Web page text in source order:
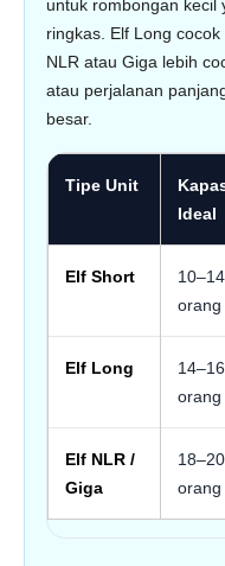
untuk rombongan kecil
ringkas. Elf Long
NLR atau Giga lebih
atau perjalanan
besar.
Tipe Unit
Ideal
Elf Short
10–14
orang
Elf Long
14–16
orang
Elf NLR /
Giga
18–20
orang